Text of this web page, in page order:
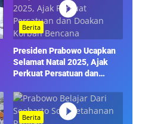
Berita
Presiden Prabowo Ucapkan
Selamat Natal 2025, Ajak
Perkuat Persatuan dan
Berita